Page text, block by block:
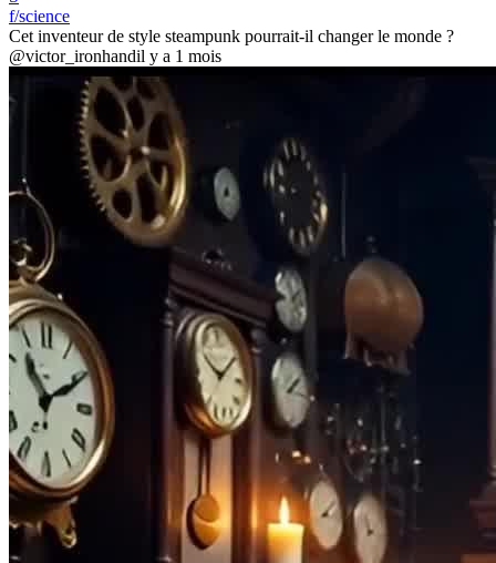
f/science
Cet inventeur de style steampunk pourrait-il changer le monde ?
@victor_ironhandil y a 1 mois